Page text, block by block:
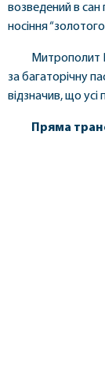
возведений в сан
носіння
Митрополит
за багаторічну
відзначив, що усі
Пряма